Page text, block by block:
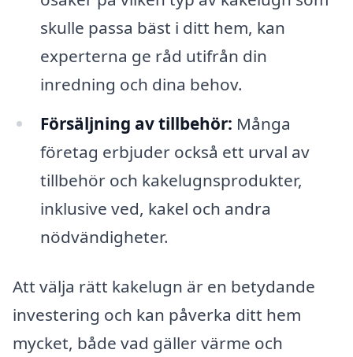
skulle passa bäst i ditt hem, kan
experterna ge råd utifrån din
inredning och dina behov.
Försäljning av tillbehör: Många
företag erbjuder också ett urval av
tillbehör och kakelugnsprodukter,
inklusive ved, kakel och andra
nödvändigheter.
Att välja rätt kakelugn är en betydande
investering och kan påverka ditt hem
mycket, både vad gäller värme och